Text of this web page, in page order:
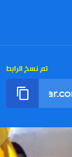
تم نسخ الرابط